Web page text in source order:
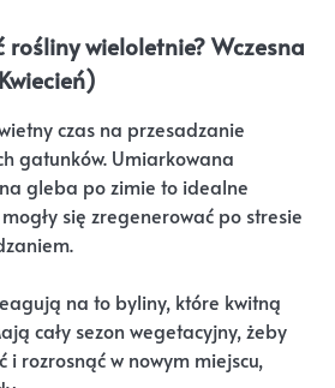
rośliny wieloletnie? Wczesna
czas na przesadzanie
gatunków. Umiarkowana
gleba po zimie to idealne
się zregenerować po stresie
na to byliny, które kwitną
cały sezon wegetacyjny, żeby
i rozrosnąć w nowym miejscu,